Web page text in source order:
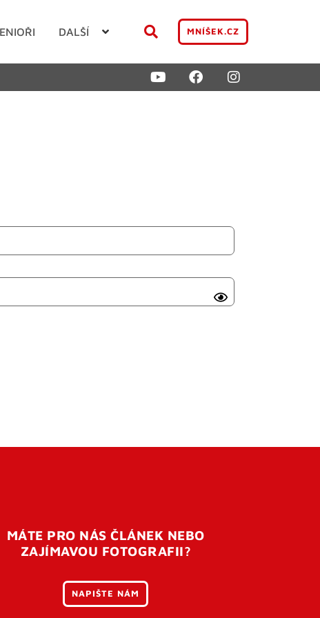
DALŠÍ MNÍŠEK.CZ
MÁTE PRO NÁS ČLÁNEK NEBO
ZAJÍMAVOU FOTOGRAFII?
NAPIŠTE NÁM